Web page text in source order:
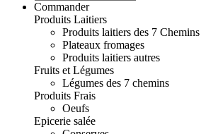
Commander
Produits Laitiers
Produits laitiers des 7 Chemins
Plateaux fromages
Produits laitiers autres
Fruits et Légumes
Légumes des 7 chemins
Produits Frais
Oeufs
Epicerie salée